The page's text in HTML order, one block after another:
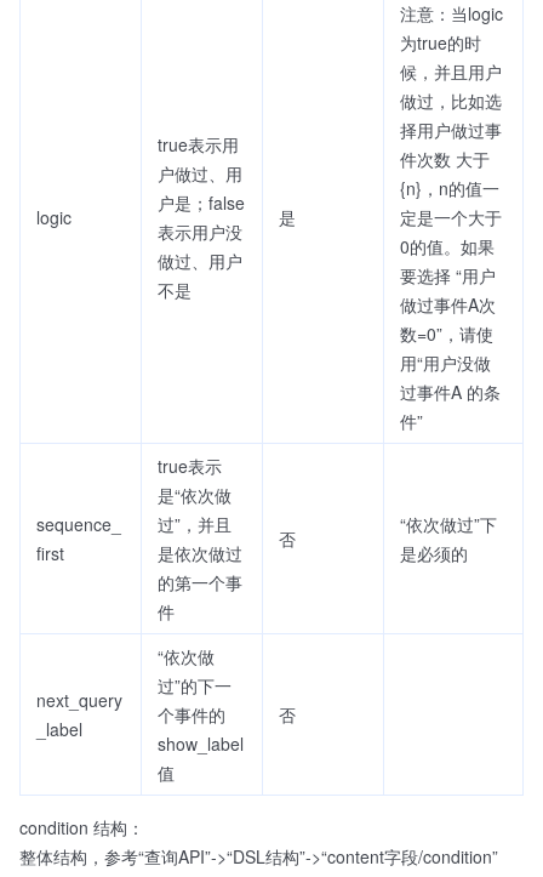
logic
true表示用
户做过、用
户是；false
表示用户没
做过、用户
不是
是
注意：当logic
为true的时
候，并且用户
做过，比如选
择用户做过事
件次数 大于
{n}，n的值一
定是一个大于
0的值。如果
要选择 “用户
做过事件A次
数=0”，请使
用“用户没做
过事件A 的条
件”
sequence_
first
true表示
是“依次做
过”，并且
是依次做过
的第一个事
件
否
“依次做过”下
是必须的
next_query
_label
“依次做
过”的下一
个事件的
show_label
值
否
condition 结构：
整体结构，参考“查询API”->“DSL结构”->“content字段/condition”